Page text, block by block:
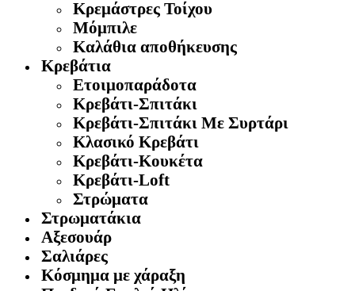
Κρεμάστρες Τοίχου
Μόμπιλε
Καλάθια αποθήκευσης
Κρεβάτια
Ετοιμοπαράδοτα
Κρεβάτι-Σπιτάκι
Κρεβάτι-Σπιτάκι Με Συρτάρι
Κλασικό Κρεβάτι
Κρεβάτι-Κουκέτα
Κρεβάτι-Loft
Στρώματα
Στρωματάκια
Αξεσουάρ
Σαλιάρες
Κόσμημα με χάραξη